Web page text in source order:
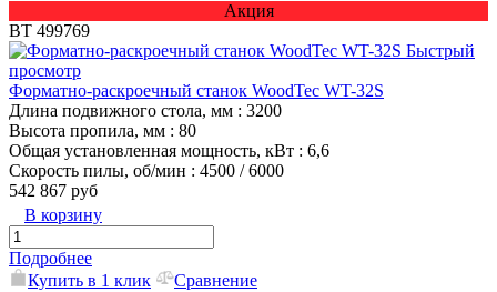
Акция
ВТ 499769
Быстрый
просмотр
Форматно-раскроечный станок WoodTec WT-32S
Длина подвижного стола, мм : 3200
Высота пропила, мм : 80
Общая установленная мощность, кВт : 6,6
Скорость пилы, об/мин : 4500 / 6000
542 867 руб
В корзину
Подробнее
Купить в 1 клик
Сравнение